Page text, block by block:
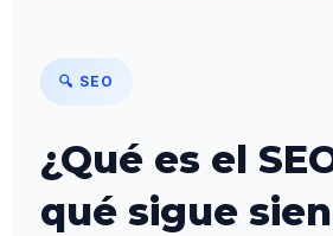
🔍 SEO
¿Qué es el
qué sigue